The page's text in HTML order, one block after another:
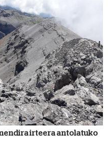
irteera antolatuko